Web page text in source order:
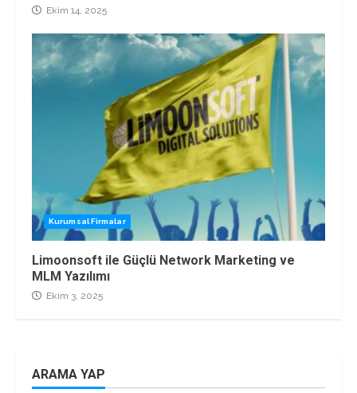
Ekim 14, 2025
Kurumsal Firmalar
Limoonsoft ile Güçlü Network Marketing ve
MLM Yazılımı
Ekim 3, 2025
ARAMA YAP